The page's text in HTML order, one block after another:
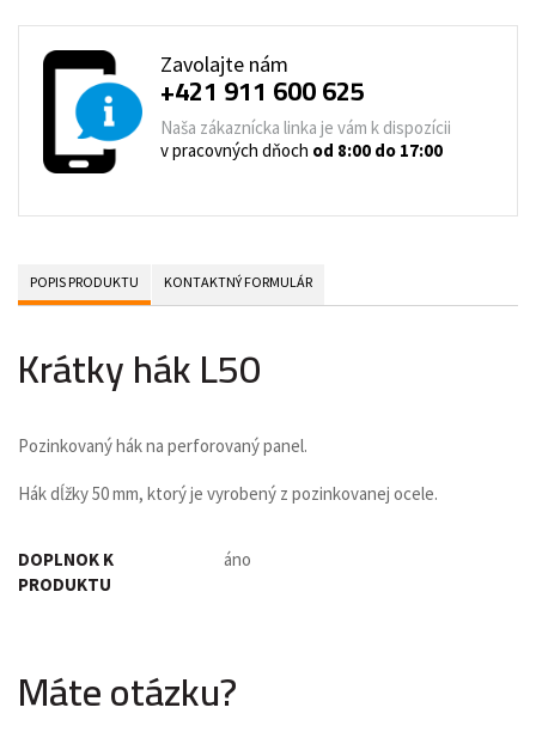
Zavolajte nám
+421 911 600 625
Naša zákaznícka linka je vám k dispozícii
v pracovných dňoch od 8:00 do 17:00
POPIS PRODUKTU KONTAKTNÝ FORMULÁR
Krátky hák L50
Pozinkovaný hák na perforovaný panel.
Hák dĺžky 50 mm, ktorý je vyrobený z pozinkovanej ocele.
DOPLNOK K
PRODUKTU
áno
Máte otázku?